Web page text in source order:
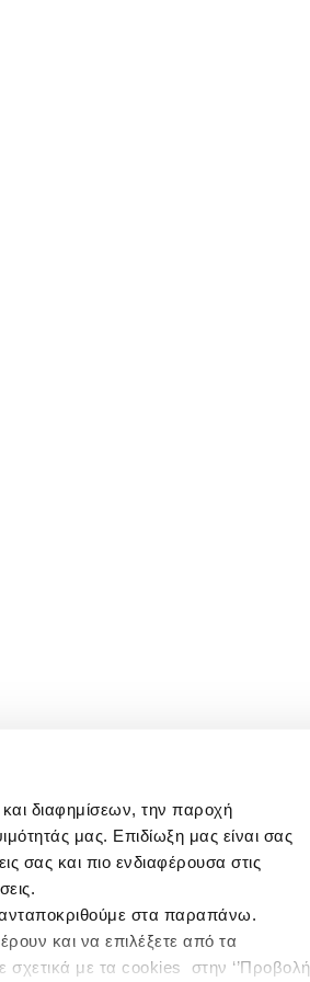
διαφημίσεων, την παροχή
μας. Επιδίωξη μας είναι σας
σας και πιο ενδιαφέρουσα στις
ανταποκριθούμε στα παραπάνω.
και να επιλέξετε από τα
σχετικά με τα cookies στην ‘’Προβολή